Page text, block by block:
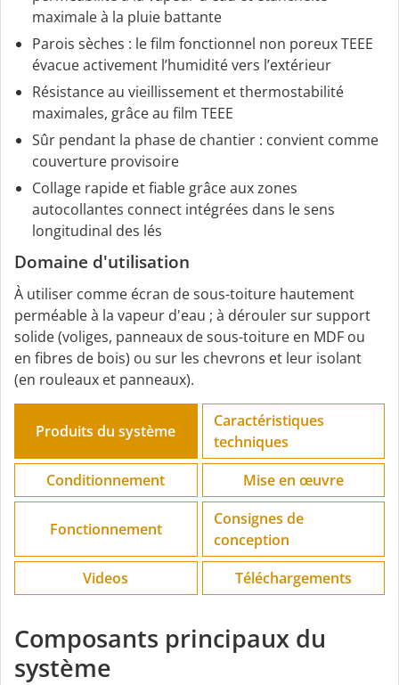
maximale à la pluie battante
Parois sèches : le film fonctionnel non poreux TEEE
évacue activement l’humidité vers l’extérieur
Résistance au vieillissement et thermostabilité
maximales, grâce au film TEEE
Sûr pendant la phase de chantier : convient comme
couverture provisoire
Collage rapide et fiable grâce aux zones
autocollantes connect intégrées dans le sens
longitudinal des lés
Domaine d'utilisation
À utiliser comme écran de sous-toiture hautement
perméable à la vapeur d'eau ; à dérouler sur support
solide (voliges, panneaux de sous-toiture en MDF ou
en fibres de bois) ou sur les chevrons et leur isolant
(en rouleaux et panneaux).
Produits du système
Caractéristiques
techniques
Conditionnement
Mise en œuvre
Fonctionnement
Consignes de
conception
Videos
Téléchargements
Composants principaux du
système